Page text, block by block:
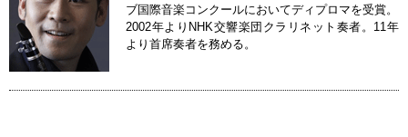
ブ国際音楽コンクールにおいてディプロマを受賞。
2002年よりNHK交響楽団クラリネット奏者。11年
より首席奏者を務める。